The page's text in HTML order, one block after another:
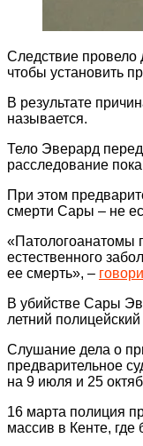
Следствие провело
чтобы установить
В результате
называется.
Тело Эверард
расследование
При этом
смерти Сары – не
«Патологоанатомы
естественного
ее смерть», –
В убийстве Сары
летний
Слушание дела о
предварительное
на 9 июля и 25
16 марта полиция
массив в Кенте,